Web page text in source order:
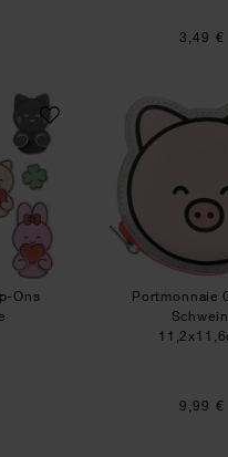
3,49 €
Poetry Clip-Ons Chingu
Ons
Portmonnaie
Schwein
9,99 €